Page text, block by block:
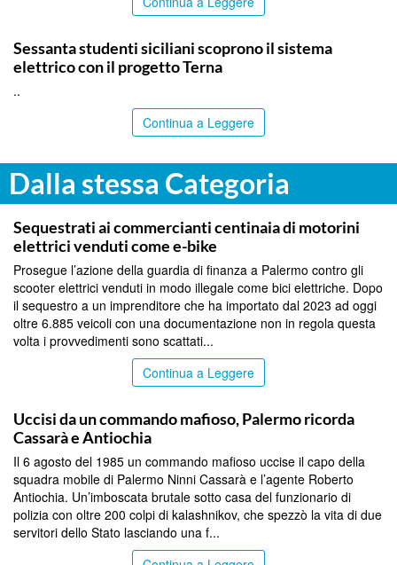
Sessanta studenti siciliani scoprono il sistema
elettrico con il progetto Terna
..
Continua a Leggere
Dalla stessa Categoria
PALERMO
Sequestrati ai commercianti centinaia di motorini
elettrici venduti come e-bike
Prosegue l’azione della guardia di finanza a Palermo contro gli
scooter elettrici venduti in modo illegale come bici elettriche. Dopo
il sequestro a un imprenditore che ha importato dal 2023 ad oggi
oltre 6.885 veicoli con una documentazione non in regola questa
volta i provvedimenti sono scattati...
Continua a Leggere
Uccisi da un commando mafioso, Palermo ricorda
Cassarà e Antiochia
Il 6 agosto del 1985 un commando mafioso uccise il capo della
squadra mobile di Palermo Ninni Cassarà e l’agente Roberto
Antiochia. Un’imboscata brutale sotto casa del funzionario di
polizia con oltre 200 colpi di kalashnikov, che spezzò la vita di due
servitori dello Stato lasciando una f...